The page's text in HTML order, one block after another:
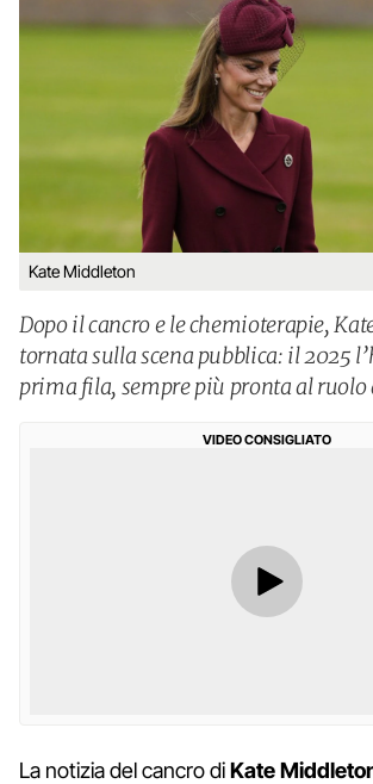
Kate Middleton
Dopo il cancro e le chemioterapie,
tornata sulla scena pubblica: il 2025
prima fila, sempre più pronta al ruolo
VIDEO CONSIGLIATO
La notizia del cancro diKate